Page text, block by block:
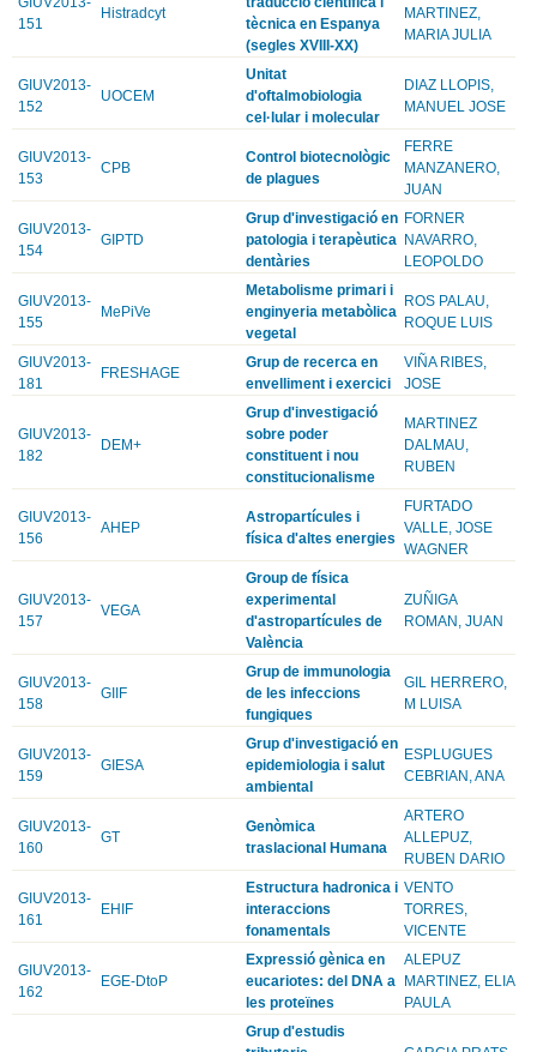
151
Histradcyt
tècnica en Espanya
(segles XVIII-XX)
MARTINEZ,
MARIA JULIA
GIUV2013-
152
UOCEM
Unitat
d'oftalmobiologia
cel·lular i molecular
DIAZ LLOPIS,
MANUEL JOSE
GIUV2013-
153
CPB
Control biotecnològic
de plagues
FERRE
MANZANERO,
JUAN
GIUV2013-
154
GIPTD
Grup d'investigació en
patologia i terapèutica
dentàries
FORNER
NAVARRO,
LEOPOLDO
GIUV2013-
155
MePiVe
Metabolisme primari i
enginyeria metabòlica
vegetal
ROS PALAU,
ROQUE LUIS
GIUV2013-
181
FRESHAGE
Grup de recerca en
envelliment i exercici
VIÑA RIBES,
JOSE
GIUV2013-
182
DEM+
Grup d'investigació
sobre poder
constituent i nou
constitucionalisme
MARTINEZ
DALMAU,
RUBEN
GIUV2013-
156
AHEP
Astropartícules i
física d'altes energies
FURTADO
VALLE, JOSE
WAGNER
GIUV2013-
157
VEGA
Group de física
experimental
d'astropartícules de
València
ZUÑIGA
ROMAN, JUAN
GIUV2013-
158
GIIF
Grup de immunologia
de les infeccions
fungiques
GIL HERRERO,
M LUISA
GIUV2013-
159
GIESA
Grup d'investigació en
epidemiologia i salut
ambiental
ESPLUGUES
CEBRIAN, ANA
GIUV2013-
160
GT
Genòmica
traslacional Humana
ARTERO
ALLEPUZ,
RUBEN DARIO
GIUV2013-
161
EHIF
Estructura hadronica i
interaccions
fonamentals
VENTO
TORRES,
VICENTE
GIUV2013-
162
EGE-DtoP
Expressió gènica en
eucariotes: del DNA a
les proteïnes
ALEPUZ
MARTINEZ, ELIA
PAULA
Grup d'estudis